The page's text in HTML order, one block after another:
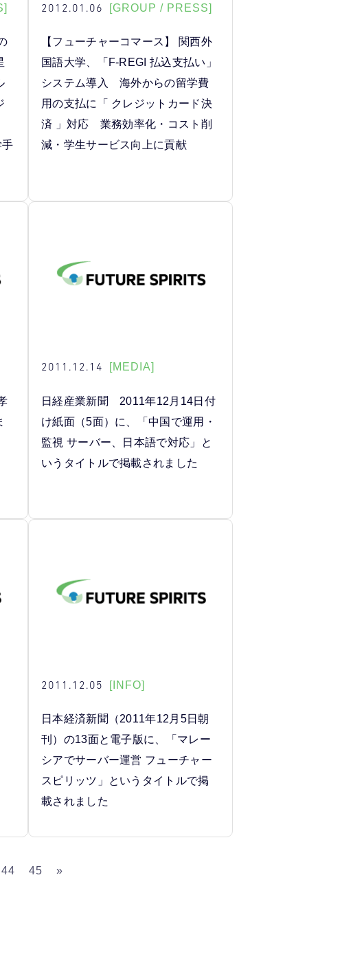
2012.01.06 [GROUP / PRESS]
【フューチャーコマース】 関西外
国語大学、「F-REGI 払込支払い」
システム導入 海外からの留学費
用の支払に「 クレジットカード決
済 」対応 業務効率化・コスト削
減・学生サービス向上に貢献
2011.12.14 [MEDIA]
日経産業新聞 2011年12月14日付
け紙面（5面）に、「中国で運用・
監視 サーバー、日本語で対応」と
いうタイトルで掲載されました
2011.12.05 [INFO]
日本経済新聞（2011年12月5日朝
刊）の13面と電子版に、「マレー
シアでサーバー運営 フューチャー
スピリッツ」というタイトルで掲
載されました
44 45 »